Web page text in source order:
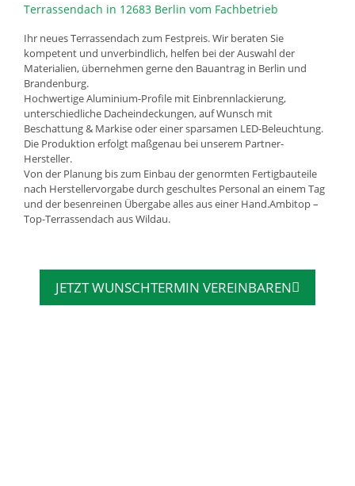
Terrassendach in 12683 Berlin vom Fachbetrieb
Ihr neues Terrassendach zum Festpreis. Wir beraten Sie
kompetent und unverbindlich, helfen bei der Auswahl der
Materialien, übernehmen gerne den Bauantrag in Berlin und
Brandenburg.
Hochwertige Aluminium-Profile mit Einbrennlackierung,
unterschiedliche Dacheindeckungen, auf Wunsch mit
Beschattung & Markise oder einer sparsamen LED-Beleuchtung.
Die Produktion erfolgt maßgenau bei unserem Partner-
Hersteller.
Von der Planung bis zum Einbau der genormten Fertigbauteile
nach Herstellervorgabe durch geschultes Personal an einem Tag
und der besenreinen Übergabe alles aus einer Hand.Ambitop –
Top-Terrassendach aus Wildau.
JETZT WUNSCHTERMIN VEREINBAREN